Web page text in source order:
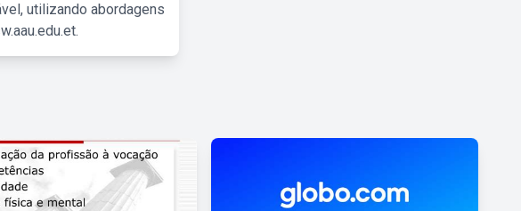
utilizando abordagens